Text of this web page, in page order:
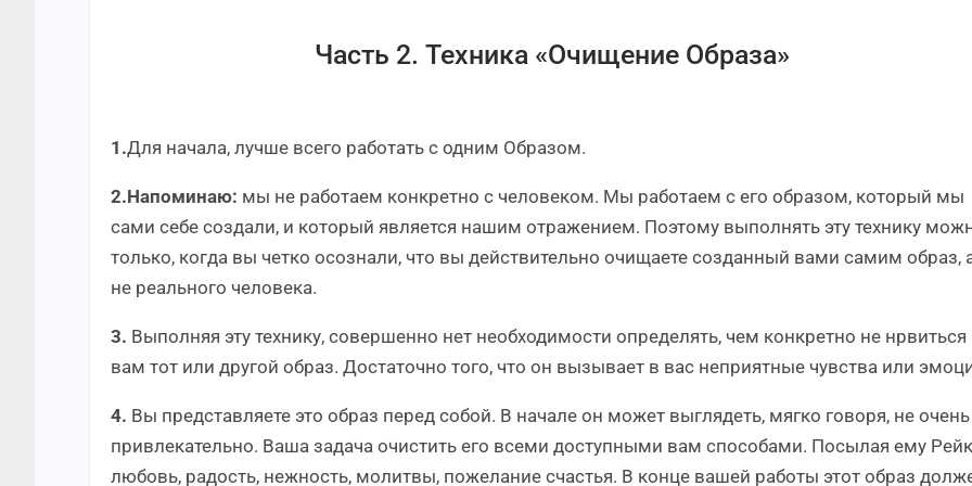
Часть 2. Техника «Очищение Образа»
1.Для начала, лучше всего работать с одним Образом.
2.Напоминаю: мы не работаем конкретно с человеком. Мы работаем с его образом, который мы
сами себе создали, и который является нашим отражением. Поэтому выполнять эту технику
только, когда вы четко осознали, что вы действительно очищаете созданный вами самим образ,
не реального человека.
3. Выполняя эту технику, совершенно нет необходимости определять, чем конкретно не нрвиться
вам тот или другой образ. Достаточно того, что он вызывает в вас неприятные чувства или
4. Вы представляете это образ перед собой. В начале он может выглядеть, мягко говоря, не очень
привлекательно. Ваша задача очистить его всеми доступными вам способами. Посылая ему
любовь, радость, нежность, молитвы, пожелание счастья. В конце вашей работы этот образ